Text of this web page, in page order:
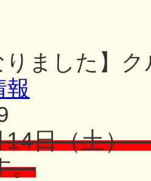
りました】
報
14日（土
。